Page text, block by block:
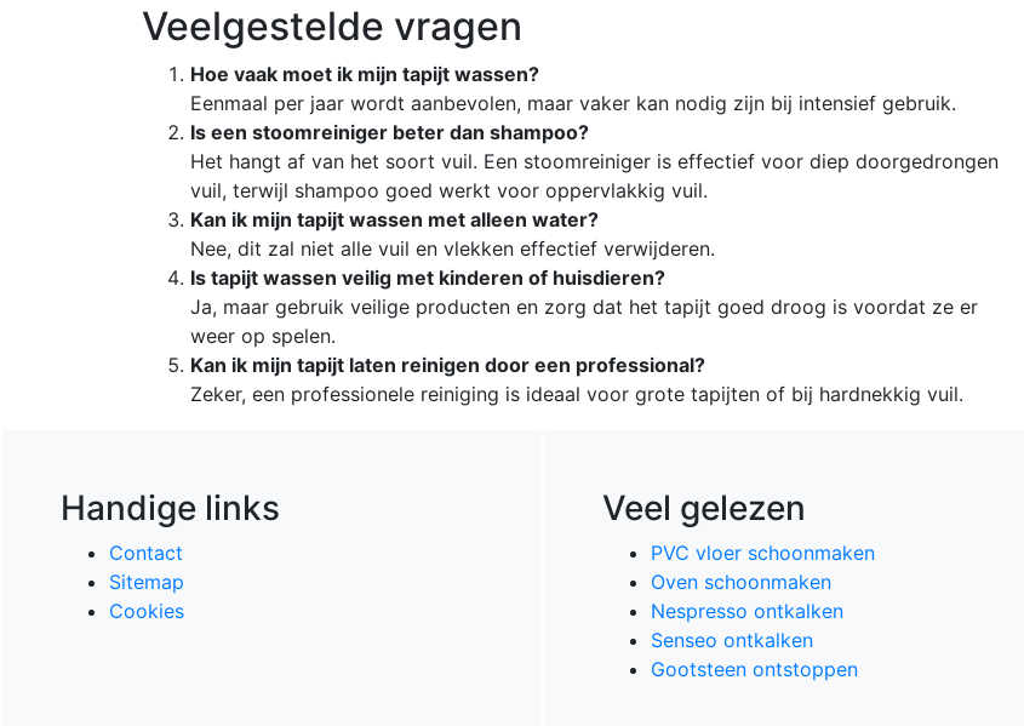
Veelgestelde vragen
Hoe vaak moet ik mijn tapijt wassen?
Eenmaal per jaar wordt aanbevolen, maar vaker kan nodig zijn bij intensief gebruik.
Is een stoomreiniger beter dan shampoo?
Het hangt af van het soort vuil. Een stoomreiniger is effectief voor diep doorgedrongen
vuil, terwijl shampoo goed werkt voor oppervlakkig vuil.
Kan ik mijn tapijt wassen met alleen water?
Nee, dit zal niet alle vuil en vlekken effectief verwijderen.
Is tapijt wassen veilig met kinderen of huisdieren?
Ja, maar gebruik veilige producten en zorg dat het tapijt goed droog is voordat ze er
weer op spelen.
Kan ik mijn tapijt laten reinigen door een professional?
Zeker, een professionele reiniging is ideaal voor grote tapijten of bij hardnekkig vuil.
Handige links
Contact
Sitemap
Cookies
Veel gelezen
PVC vloer schoonmaken
Oven schoonmaken
Nespresso ontkalken
Senseo ontkalken
Gootsteen ontstoppen